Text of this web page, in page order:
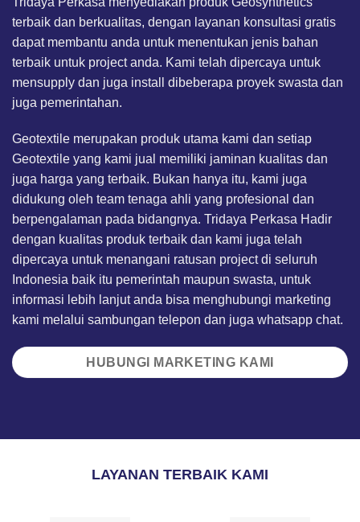
terbaik dan berkualitas, dengan layanan konsultasi gratis
dapat membantu anda untuk menentukan jenis bahan
terbaik untuk project anda. Kami telah dipercaya untuk
mensupply dan juga install dibeberapa proyek swasta dan
juga pemerintahan.
Geotextile merupakan produk utama kami dan setiap
Geotextile yang kami jual memiliki jaminan kualitas dan
juga harga yang terbaik. Bukan hanya itu, kami juga
didukung oleh team tenaga ahli yang profesional dan
berpengalaman pada bidangnya. Tridaya Perkasa Hadir
dengan kualitas produk terbaik dan kami juga telah
dipercaya untuk menangani ratusan project di seluruh
Indonesia baik itu pemerintah maupun swasta, untuk
informasi lebih lanjut anda bisa menghubungi marketing
kami melalui sambungan telepon dan juga whatsapp chat.
HUBUNGI MARKETING KAMI
LAYANAN TERBAIK KAMI